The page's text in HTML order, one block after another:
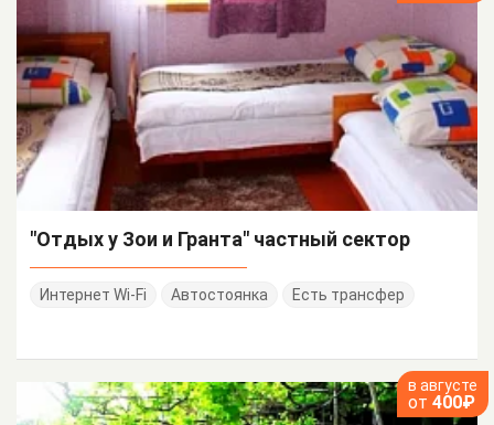
"Отдых у Зои и Гранта" частный сектор
Интернет Wi-Fi Автостоянка Есть трансфер
в августе
от 400₽